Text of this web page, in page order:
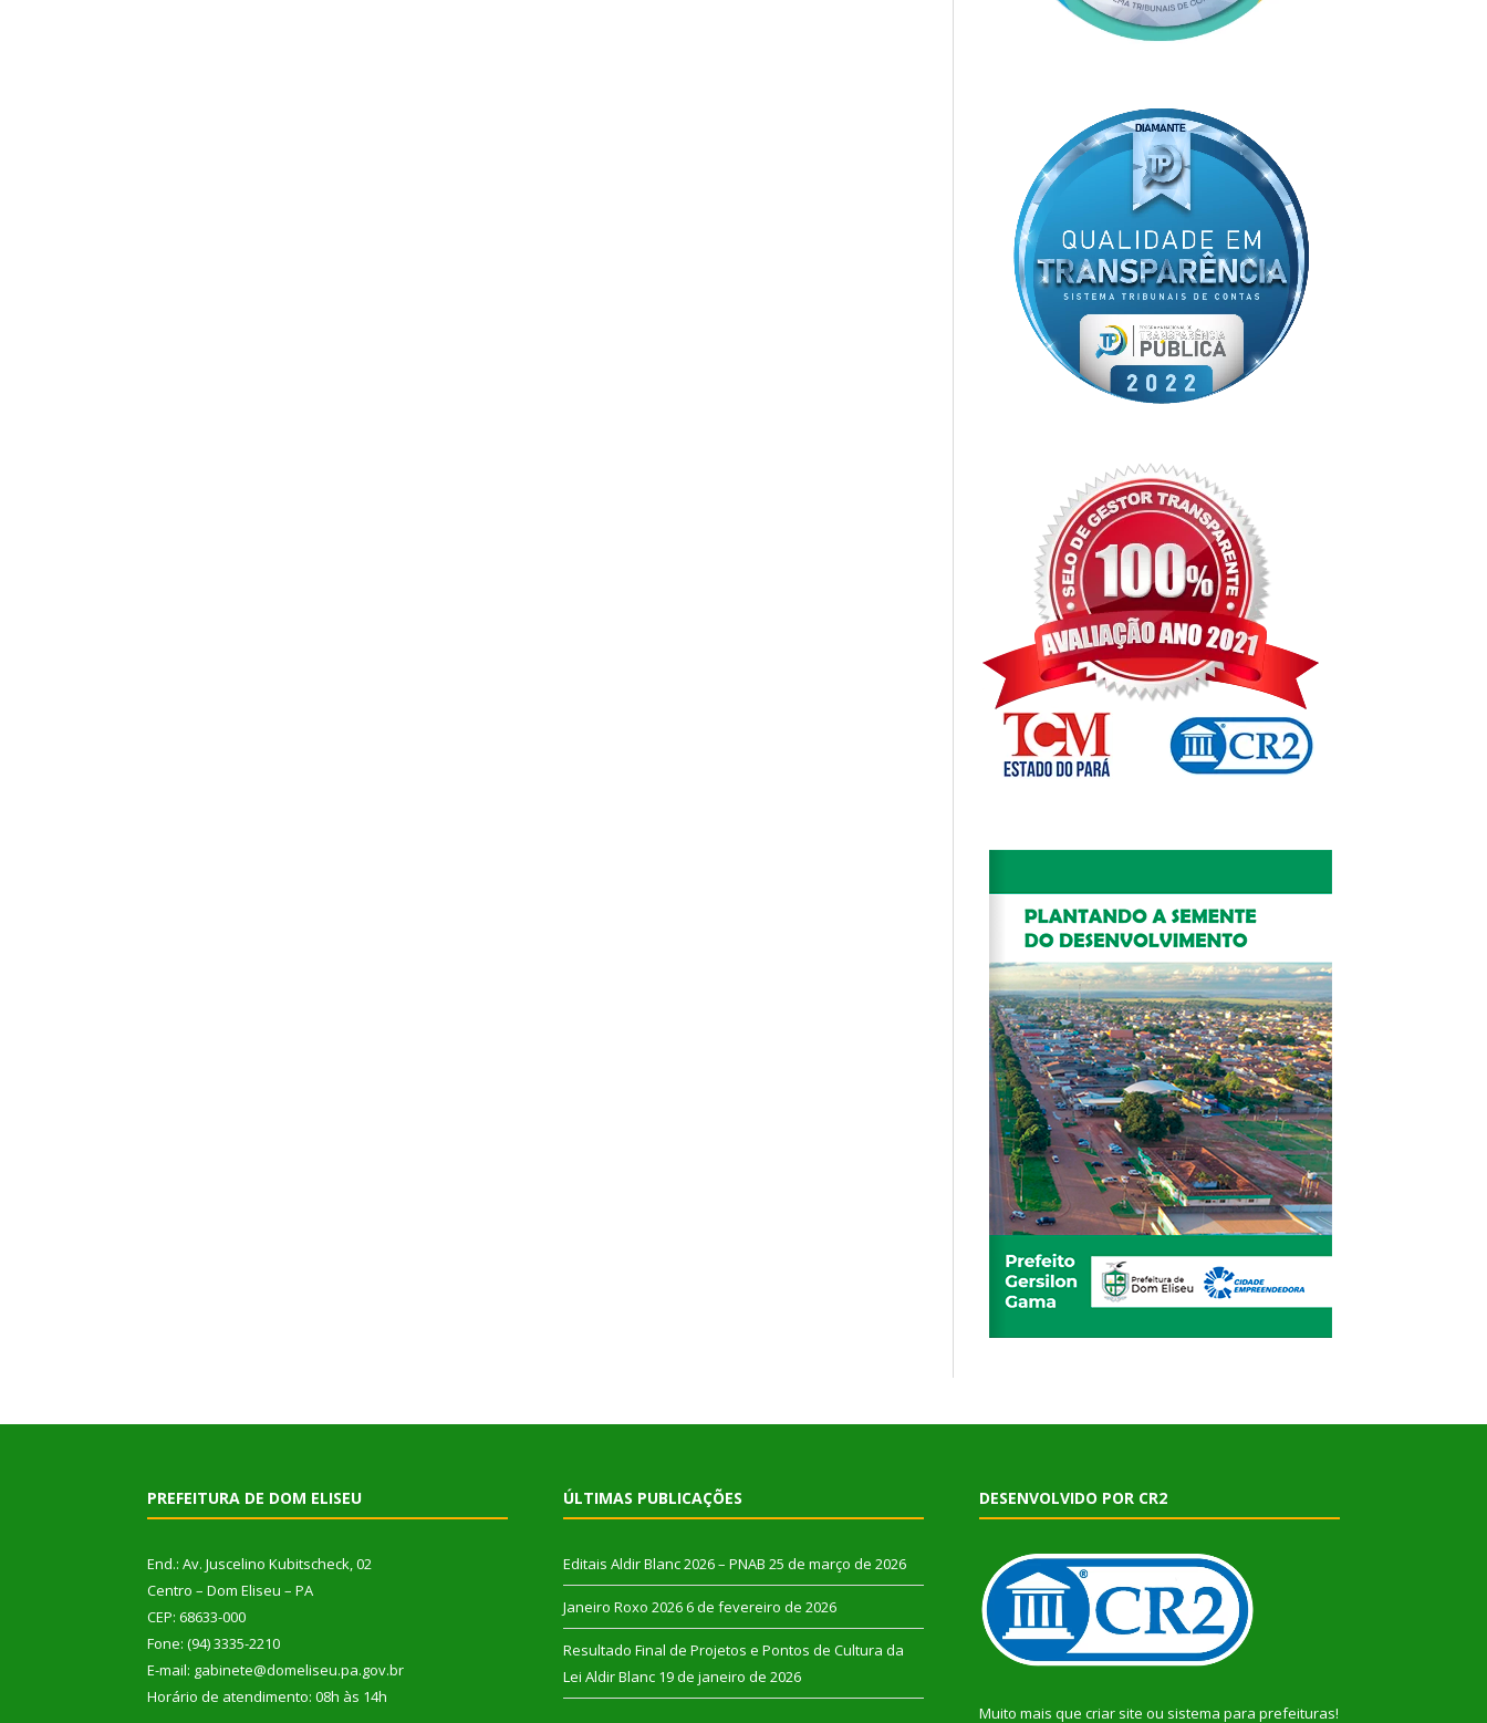
PREFEITURA DE DOM ELISEU
End.: Av. Juscelino Kubitscheck, 02
Centro – Dom Eliseu – PA
CEP: 68633-000
Fone: (94) 3335-2210
E-mail: gabinete@domeliseu.pa.gov.br
Horário de atendimento: 08h às 14h
ÚLTIMAS PUBLICAÇÕES
Editais Aldir Blanc 2026 – PNAB 25 de março de 2026
Janeiro Roxo 2026 6 de fevereiro de 2026
Resultado Final de Projetos e Pontos de Cultura da
Lei Aldir Blanc 19 de janeiro de 2026
DESENVOLVIDO POR CR2
Muito mais que criar site ou sistema para prefeituras!